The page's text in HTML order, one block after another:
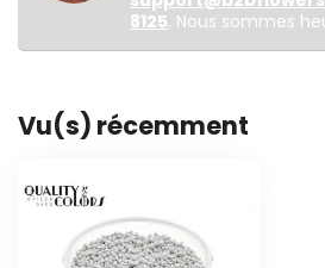
8125. Nous sommes
Vu(s) récemment